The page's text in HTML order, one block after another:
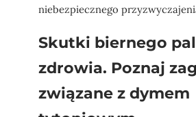
niebezpiecznego
Skutki biernego
zdrowia. Poznaj
związane z dymem